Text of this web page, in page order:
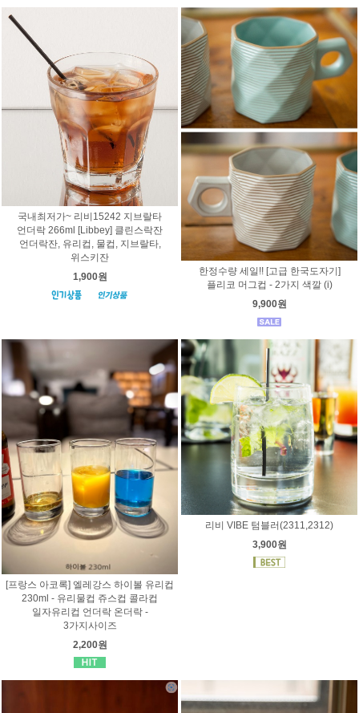
국내최저가~ 리비15242 지브랄타
언더락 266ml [Libbey] 클린스락잔
언더락잔, 유리컵, 물컵, 지브랄타,
위스키잔
1,900원
한정수량 세일!! [고급 한국도자기]
플리코 머그컵 - 2가지 색깔 (i)
9,900원
[프랑스 아코록] 엘레강스 하이볼 유리컵
230ml - 유리물컵 쥬스컵 콜라컵
일자유리컵 언더락 온더락 -
3가지사이즈
2,200원
리비 VIBE 텀블러(2311,2312)
3,900원